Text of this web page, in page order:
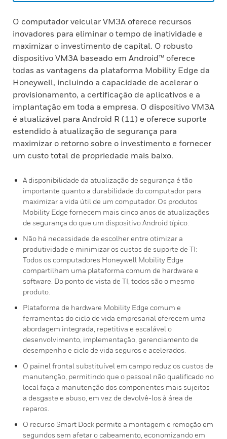
O computador veicular VM3A oferece recursos
inovadores para eliminar o tempo de inatividade e
maximizar o investimento de capital. O robusto
dispositivo VM3A baseado em Android™ oferece
todas as vantagens da plataforma Mobility Edge da
Honeywell, incluindo a capacidade de acelerar o
provisionamento, a certificação de aplicativos e a
implantação em toda a empresa. O dispositivo VM3A
é atualizável para Android R (11) e oferece suporte
estendido à atualização de segurança para
maximizar o retorno sobre o investimento e fornecer
um custo total de propriedade mais baixo.
A disponibilidade da atualização de segurança é tão
importante quanto a durabilidade do computador para
maximizar a vida útil de um computador. Os produtos
Mobility Edge fornecem mais cinco anos de atualizações
de segurança do que um dispositivo Android típico.
Não há necessidade de escolher entre otimizar a
produtividade e minimizar os custos de suporte de TI:
Todos os computadores Honeywell Mobility Edge
compartilham uma plataforma comum de hardware e
software. Do ponto de vista de TI, todos são o mesmo
produto.
Plataforma de hardware Mobility Edge comum e
ferramentas do ciclo de vida empresarial oferecem uma
abordagem integrada, repetitiva e escalável o
desenvolvimento, implementação, gerenciamento de
desempenho e ciclo de vida seguros e acelerados.
O painel frontal substituível em campo reduz os custos de
manutenção, permitindo que o pessoal não qualificado no
local faça a manutenção dos componentes mais sujeitos
a desgaste e abuso, em vez de devolvê-los à área de
reparos.
O recurso Smart Dock permite a montagem e remoção em
segundos sem afetar o cabeamento, economizando em